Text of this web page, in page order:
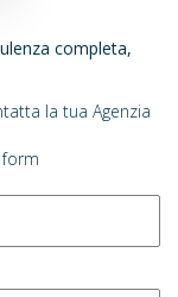
completa,
la tua Agenzia